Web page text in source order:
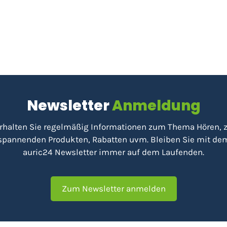
NewsletterAnmeldung
Sie regelmäßig Informationen zum Thema Hören,
Produkten, Rabatten uvm. Bleiben Sie mit
auric24 Newsletter immer auf dem Laufenden.
Zum Newsletter anmelden